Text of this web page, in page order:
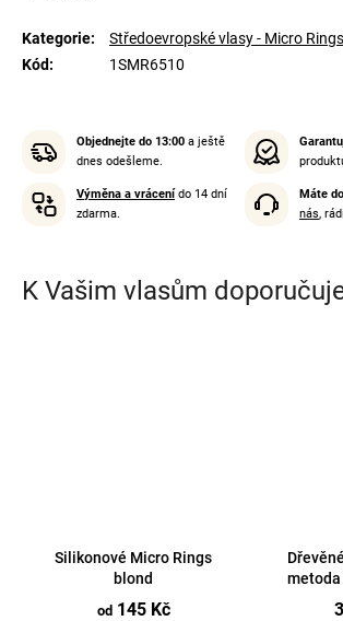
Kategorie:
Středoevropské vlasy - Micro Rings
Kód: 1SMR6510
Objednejte do 13:00 a ještě
dnes odešleme.
Výměna a vrácenído 14 dní
zdarma.
Máte
nás,
K Vašim vlasům
Silikonové Micro Rings
blond
od145 Kč
metoda